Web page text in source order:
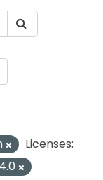
Licenses: